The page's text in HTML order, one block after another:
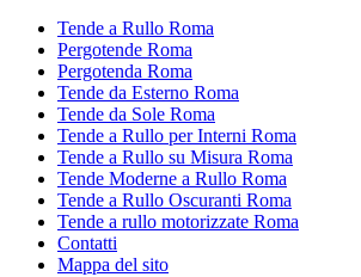
Tende a Rullo Roma
Pergotende Roma
Pergotenda Roma
Tende da Esterno Roma
Tende da Sole Roma
Tende a Rullo per Interni Roma
Tende a Rullo su Misura Roma
Tende Moderne a Rullo Roma
Tende a Rullo Oscuranti Roma
Tende a rullo motorizzate Roma
Contatti
Mappa del sito